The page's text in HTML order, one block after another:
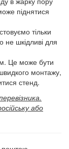
піднятися
тільки
шкідливі для
Це може бути
монтажу,
стенд.
або